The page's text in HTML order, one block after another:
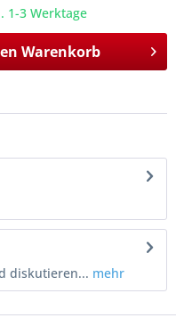
1-3 Werktage
Warenkorb
diskutieren... mehr